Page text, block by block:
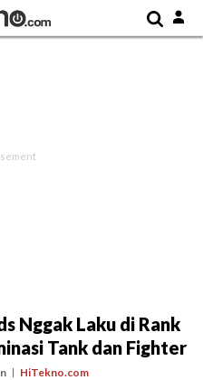
Nggak Laku di Rank
Tank dan Fighter
HiTekno.com